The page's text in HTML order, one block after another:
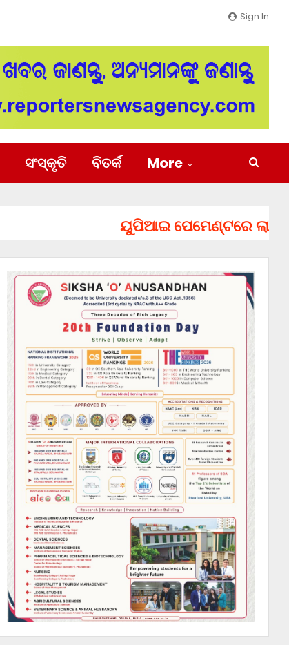
Sign In
ସଂସ୍କୃତି ବିତର୍କ More
ୟୁପିଆଇ ପେମେଣ୍ଟରେ ଲାଗିପାରେ